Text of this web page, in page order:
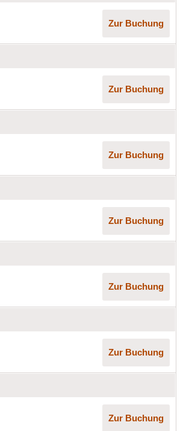
Zur Buchung
Zur Buchung
Zur Buchung
Zur Buchung
Zur Buchung
Zur Buchung
Zur Buchung